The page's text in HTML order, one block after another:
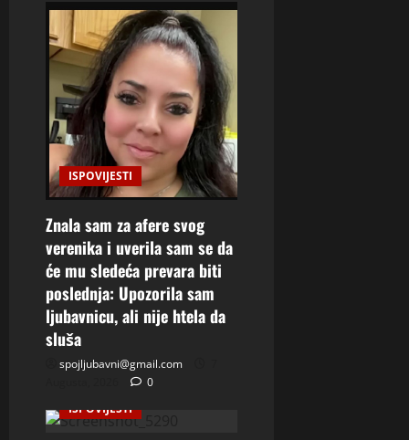
ISPOVIJESTI
Znala sam za afere svog
verenika i uverila sam se da
će mu sledeća prevara biti
poslednja: Upozorila sam
ljubavnicu, ali nije htela da
sluša
spojljubavni@gmail.com
0
ISPOVIJESTI